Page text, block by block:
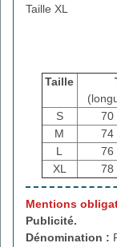
Taille XL
Taille
S
70
M
74
L
76
XL
78
Mentions
Publicité.
Dénomination :